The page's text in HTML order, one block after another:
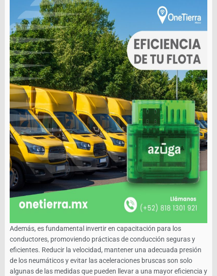
Además, es fundamental invertir en capacitación para los
conductores, promoviendo prácticas de conducción seguras y
eficientes. Reducir la velocidad, mantener una adecuada presión
de los neumáticos y evitar las aceleraciones bruscas son solo
algunas de las medidas que pueden llevar a una mayor eficiencia y